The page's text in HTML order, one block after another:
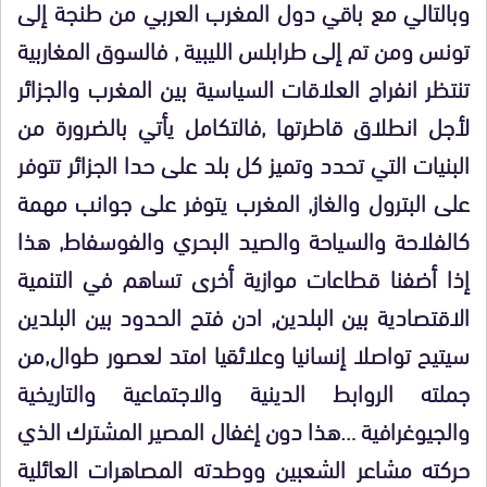
وبالتالي مع باقي دول المغرب العربي من طنجة إلى
تونس ومن تم إلى طرابلس الليبية , فالسوق المغاربية
تنتظر انفراج العلاقات السياسية بين المغرب والجزائر
لأجل انطلاق قاطرتها ,فالتكامل يأتي بالضرورة من
البنيات التي تحدد وتميز كل بلد على حدا الجزائر تتوفر
على البترول والغاز, المغرب يتوفر على جوانب مهمة
كالفلاحة والسياحة والصيد البحري والفوسفاط, هذا
إذا أضفنا قطاعات موازية أخرى تساهم في التنمية
الاقتصادية بين البلدين, ادن فتح الحدود بين البلدين
سيتيح تواصلا إنسانيا وعلائقيا امتد لعصور طوال,من
جملته الروابط الدينية والاجتماعية والتاريخية
والجيوغرافية …هذا دون إغفال المصير المشترك الذي
حركته مشاعر الشعبين ووطدته المصاهرات العائلية